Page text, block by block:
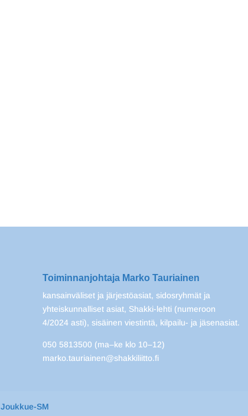
Toiminnanjohtaja Marko Tauriainen
kansainväliset ja järjestöasiat, sidosryhmät ja
yhteiskunnalliset asiat, Shakki-lehti (numeroon
4/2024 asti), sisäinen viestintä, kilpailu- ja jäsenasiat.
050 5813500 (ma–ke klo 10–12)
marko.tauriainen@shakkiliitto.fi
Joukkue-SM